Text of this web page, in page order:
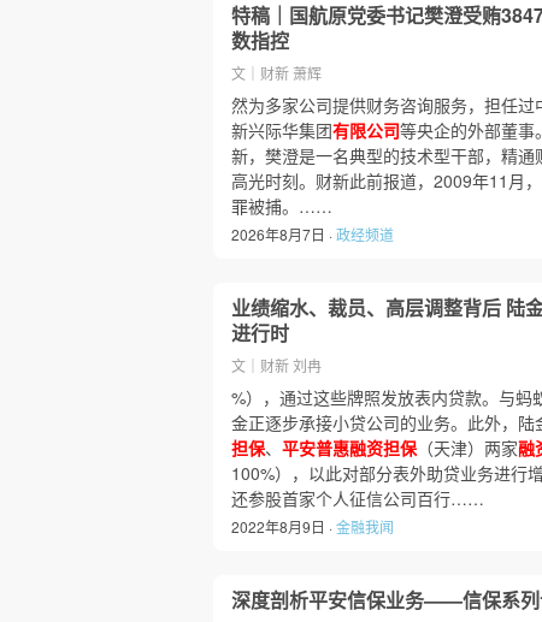
特稿｜国航原党委书记樊澄受贿
数指控
文｜财新 萧辉
然为多家公司提供财务咨询服务，担任过
新兴际华集团有限公司等央企的外部董事
新，樊澄是一名典型的技术型干部，精
高光时刻。财新此前报道，2009年11月
罪被捕。……
2026年8月7日 ·政经频道
业绩缩水、裁员、高层调整背后 陆
进行时
文｜财新 刘冉
%），通过这些牌照发放表内贷款。与蚂
金正逐步承接小贷公司的业务。此外，陆
担保、 平安普惠融资担保（天津）两家融
100%），以此对部分表外助贷业务进行
还参股首家个人征信公司百行……
2022年8月9日 ·金融我闻
深度剖析平安信保业务——信保系